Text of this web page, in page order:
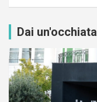
Dai un'occhiata